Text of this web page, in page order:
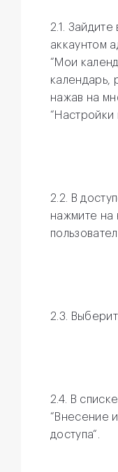
2.1.
аккаунтом
“Мои
календарь,
нажав на
“Настройки
2.2. В
нажмите на
2.3.
2.4. В
“Внесение
доступа“.